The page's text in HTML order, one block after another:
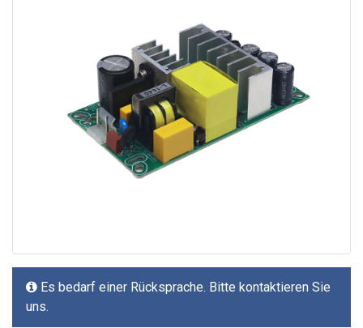
Es bedarf einer Rücksprache. Bitte kontaktieren Sie
uns.